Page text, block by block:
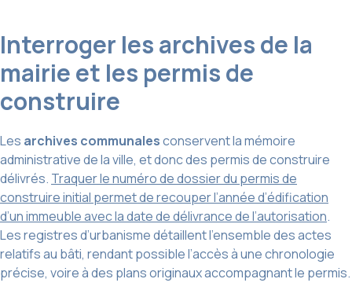
Interroger les archives de la
mairie et les permis de
construire
Les archives communalesconservent la mémoire
administrative de la ville, et donc des permis de construire
délivrés. Traquer le numéro de dossier du permis de
construire initial permet de recouper l’année d’édification
d’un immeuble avec la date de délivrance de l’autorisation.
Les registres d’urbanisme détaillent l’ensemble des actes
relatifs au bâti, rendant possible l’accès à une chronologie
précise, voire à des plans originaux accompagnant le permis.